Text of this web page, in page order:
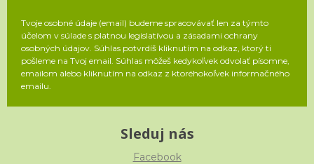
Tvoje osobné údaje (email) budeme spracovávať len za týmto
účelom v súlade s platnou legislatívou a zásadami ochrany
osobných údajov. Súhlas potvrdíš kliknutím na odkaz, ktorý ti
pošleme na Tvoj email. Súhlas môžeš kedykoľvek odvolať písomne,
emailom alebo kliknutím na odkaz z ktoréhokoľvek informačného
emailu.
Sleduj nás
Facebook